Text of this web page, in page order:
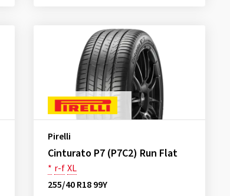
Pirelli
Cinturato P7 (P7C2) Run Flat
* r-fXL
255/40 R18 99Y